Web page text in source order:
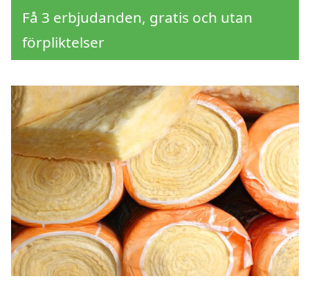
Få 3 erbjudanden, gratis och utan
förpliktelser